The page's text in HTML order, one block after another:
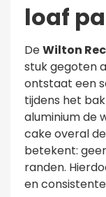
loaf
DeWilton
stuk gegoten
ontstaat een
tijdens het
aluminium de
cake overal
betekent:
randen.
en